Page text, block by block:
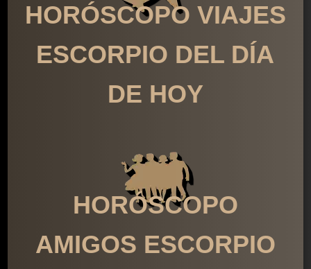
HORÓSCOPO VIAJES
ESCORPIO DEL DÍA
DE HOY
HORÓSCOPO
AMIGOS ESCORPIO